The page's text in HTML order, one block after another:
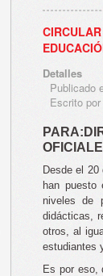
Detalles
Publicado
Escrito
Desde el
han puesto
niveles de
didácticas,
otros, al
estudiantes
Es por eso,